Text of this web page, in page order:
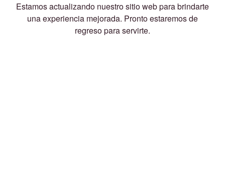
Estamos actualizando nuestro sitio web para brindarte
una experiencia mejorada. Pronto estaremos de
regreso para servirte.